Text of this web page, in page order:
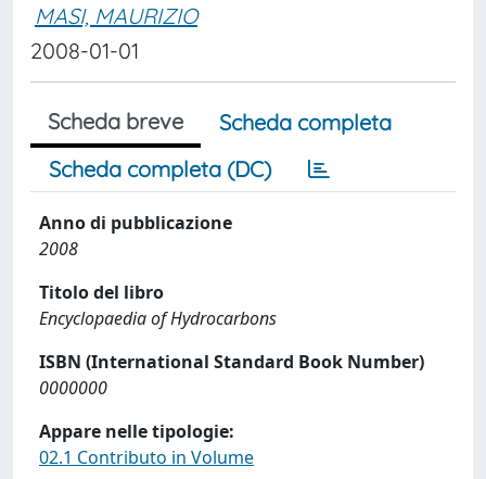
MASI, MAURIZIO
2008-01-01
Scheda breve
Scheda completa
Scheda completa (DC)
Anno di pubblicazione
2008
Titolo del libro
Encyclopaedia of Hydrocarbons
ISBN (International Standard Book Number)
0000000
Appare nelle tipologie:
02.1 Contributo in Volume